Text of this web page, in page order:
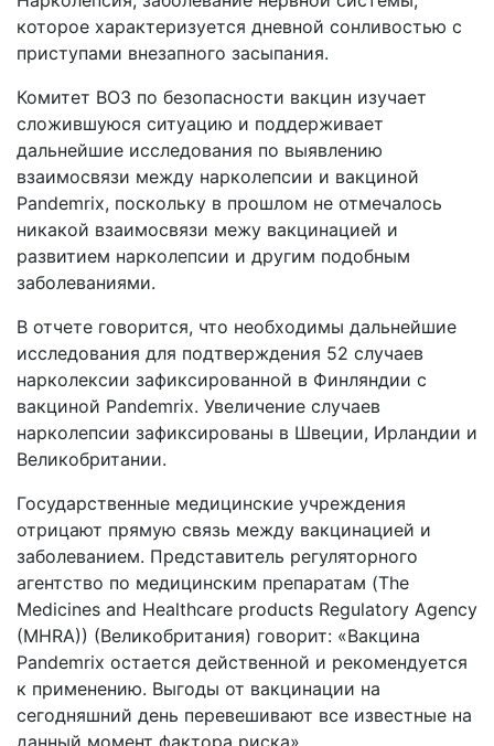
которое характеризуется дневной сонливостью с
приступами внезапного засыпания.
Комитет ВОЗ по безопасности вакцин изучает
сложившуюся ситуацию и поддерживает
дальнейшие исследования по выявлению
взаимосвязи между нарколепсии и вакциной
Pandemrix, поскольку в прошлом не отмечалось
никакой взаимосвязи межу вакцинацией и
развитием нарколепсии и другим подобным
заболеваниями.
В отчете говорится, что необходимы дальнейшие
исследования для подтверждения 52 случаев
нарколексии зафиксированной в Финляндии с
вакциной Pandemrix. Увеличение случаев
нарколепсии зафиксированы в Швеции, Ирландии и
Великобритании.
Государственные медицинские учреждения
отрицают прямую связь между вакцинацией и
заболеванием. Представитель регуляторного
агентство по медицинским препаратам (The
Medicines and Healthcare products Regulatory Agency
(MHRA)) (Великобритания) говорит: «Вакцина
Pandemrix остается действенной и рекомендуется
к применению. Выгоды от вакцинации на
сегодняшний день перевешивают все известные на
данный момент фактора риска»